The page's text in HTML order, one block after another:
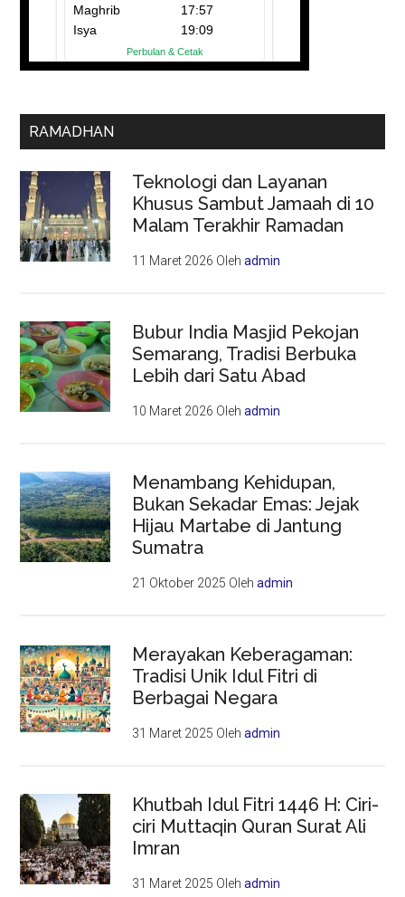
RAMADHAN
Teknologi dan Layanan
Khusus Sambut Jamaah di 10
Malam Terakhir Ramadan
11 Maret 2026 Olehadmin
Bubur India Masjid Pekojan
Semarang, Tradisi Berbuka
Lebih dari Satu Abad
10 Maret 2026 Olehadmin
Menambang Kehidupan,
Bukan Sekadar Emas: Jejak
Hijau Martabe di Jantung
Sumatra
21 Oktober 2025 Olehadmin
Merayakan Keberagaman:
Tradisi Unik Idul Fitri di
Berbagai Negara
31 Maret 2025 Olehadmin
Khutbah Idul Fitri 1446 H: Ciri-
ciri Muttaqin Quran Surat Ali
Imran
31 Maret 2025 Olehadmin